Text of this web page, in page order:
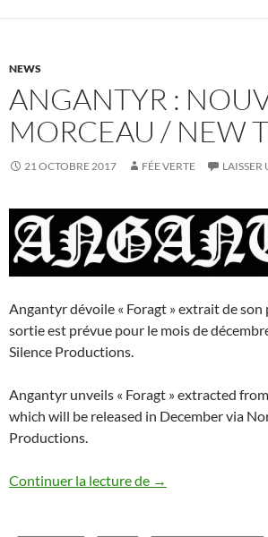
NEWS
ANGANTYR :
MORCEAU / NEW
21 OCTOBRE 2017 FÉE VERTE
Angantyr dévoile « Foragt » extrait de
sortie est prévue pour le mois de
Silence Productions.
Angantyr unveils « Foragt » extracted
which will be released in December via
Productions.
Continuer la lecture de Angantyr :
→